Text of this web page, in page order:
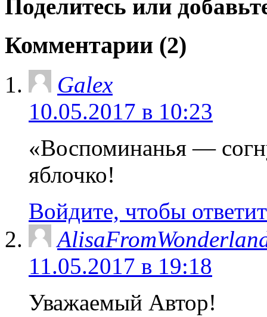
Поделитесь или
Комментарии (2)
Galex
10.05.2017 в 10:23
«Воспоминанья —
яблочко!
Войдите, чтобы
11.05.2017 в 19:18
Уважаемый Автор!